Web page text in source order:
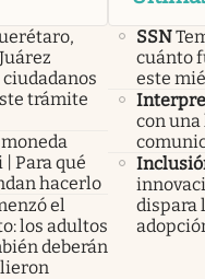
trámite
Para qué
hacerlo
el
los adultos
deberán
SSN
cuánto
este
con una
dispara